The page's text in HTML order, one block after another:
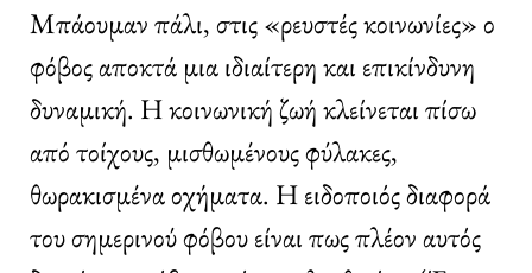
Μπάουμαν πάλι, στις «ρευστές κοινωνίες» ο
φόβος αποκτά μια ιδιαίτερη και επικίνδυνη
δυναμική. Η κοινωνική ζωή κλείνεται πίσω
από τοίχους, μισθωμένους φύλακες,
θωρακισμένα οχήματα. Η ειδοποιός διαφορά
του σημερινού φόβου είναι πως πλέον αυτός